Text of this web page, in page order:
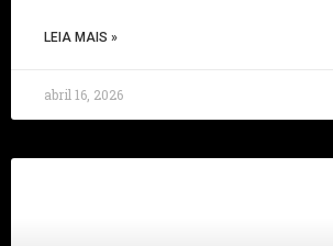
LEIA MAIS »
abril 16, 2026